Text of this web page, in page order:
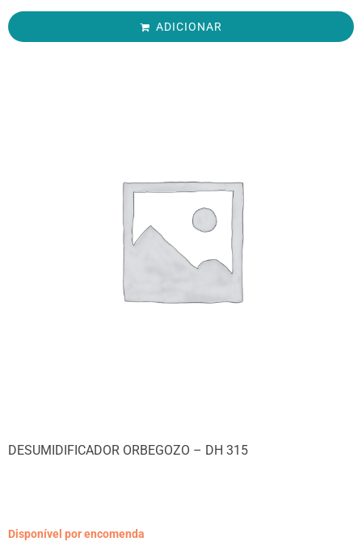
ADICIONAR
DESUMIDIFICADOR ORBEGOZO – DH 315
Disponível por encomenda